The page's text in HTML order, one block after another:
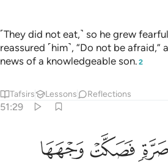
˹They did not eat,˺ so he grew
reassured ˹him˺, “Do not be afraid,”
news of a knowledgeable son. 2
Tafsirs Lessons Reflections
51:29
وجهها وقالت عجوز عقيم ٢٩
وَجْهَهَا وَقَالَتْ عَجُوزٌ عَقِيمٌۭ ٢٩ﳖﳗﳘ